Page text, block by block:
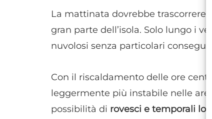
La mattinata dovrebbe trascorrere
gran parte dell’isola. Solo lungo i
nuvolosi senza particolari
Con il riscaldamento delle ore
leggermente più instabile nelle
possibilità di rovesci e temporali